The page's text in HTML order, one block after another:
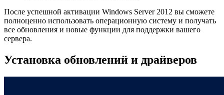
После успешной активации Windows Server 2012 вы сможете
полноценно использовать операционную систему и получать
все обновления и новые функции для поддержки вашего
сервера.
Установка обновлений и драйверов